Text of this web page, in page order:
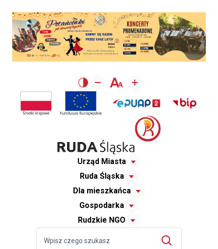
Urząd Miasta
Ruda Śląska
Dla mieszkańca
Gospodarka
Rudzkie NGO